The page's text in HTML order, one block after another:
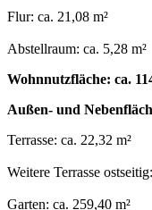
Flur: ca. 21,08 m²
Abstellraum: ca. 5,28 m²
Wohnnutzfläche: ca.
Außen- und
Terrasse: ca. 22,32 m²
Weitere Terrasse
Garten: ca. 259,40 m²